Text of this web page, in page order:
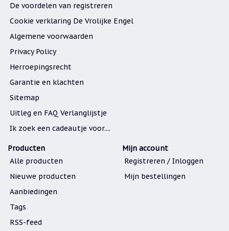
De voordelen van registreren
Cookie verklaring De Vrolijke Engel
Algemene voorwaarden
Privacy Policy
Herroepingsrecht
Garantie en klachten
Sitemap
Uitleg en FAQ Verlanglijstje
Ik zoek een cadeautje voor....
Producten
Alle producten
Nieuwe producten
Aanbiedingen
Tags
RSS-feed
Mijn account
Registreren / Inloggen
Mijn bestellingen